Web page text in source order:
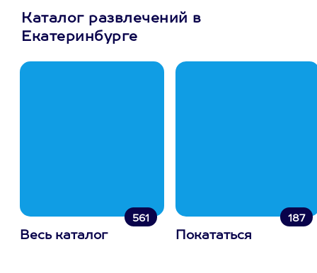
Каталог развлечений в
Екатеринбурге
561
Весь каталог
187
Покататься